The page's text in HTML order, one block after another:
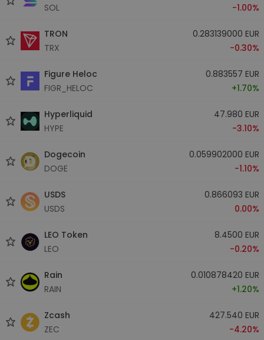
SOL
-1.00%
TRON
TRX
0.283139000 EUR
-0.30%
Figure Heloc
FIGR_HELOC
0.883557 EUR
+1.70%
Hyperliquid
HYPE
47.980 EUR
-3.10%
Dogecoin
DOGE
0.059902000 EUR
-1.10%
USDS
USDS
0.866093 EUR
0.00%
LEO Token
LEO
8.4500 EUR
-0.20%
Rain
RAIN
0.010878420 EUR
+1.20%
Zcash
ZEC
427.540 EUR
-4.20%